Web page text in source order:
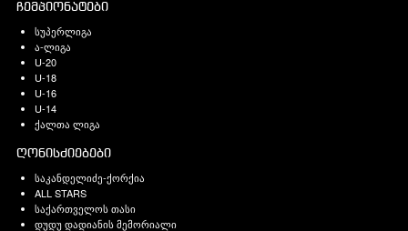
ჩემპიონატები
სუპერლიგა
ა-ლიგა
U-20
U-18
U-16
U-14
ქალთა ლიგა
ღონისძიებები
საკანდელიძე-ქორქია
ALL STARS
საქართველოს თასი
დუდუ დადიანის მემორიალი